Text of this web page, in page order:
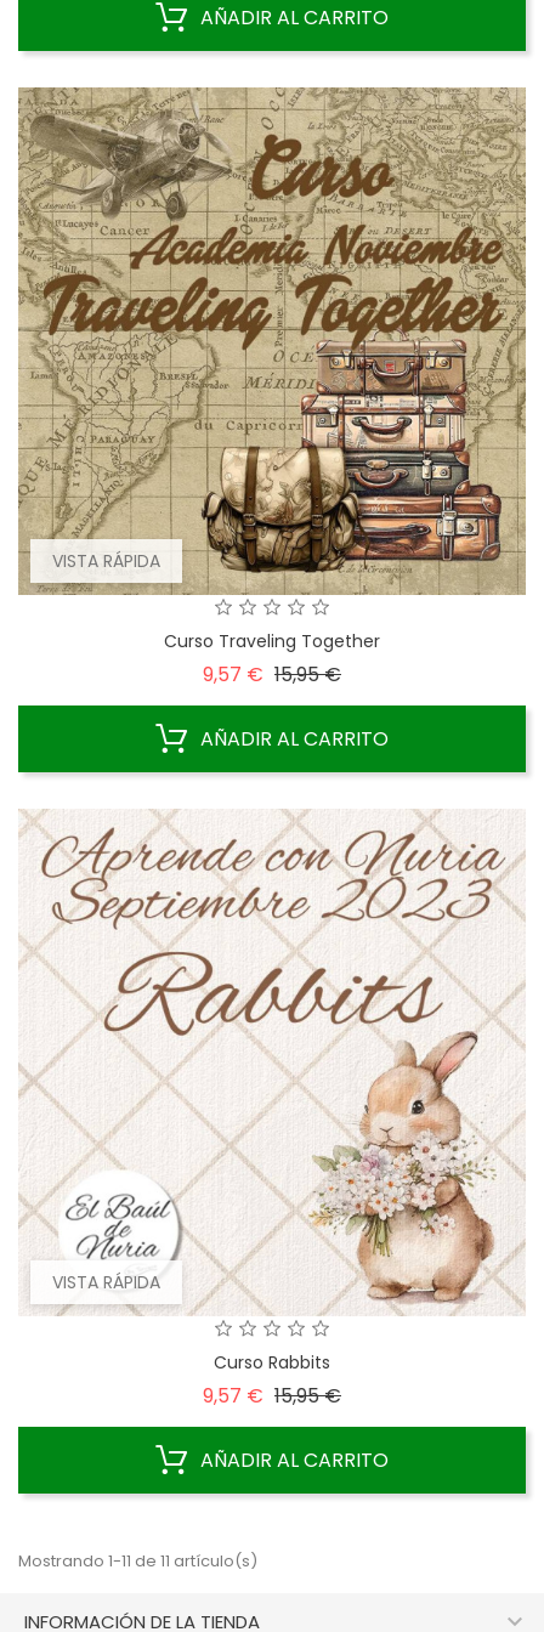
AÑADIR AL CARRITO
VISTA RÁPIDA
Curso Traveling Together
9,57 € Precio
15,95 €Precio
AÑADIR AL CARRITO
VISTA RÁPIDA
Curso Rabbits
9,57 € Precio
15,95 €Precio
AÑADIR AL CARRITO
Mostrando 1-11 de 11 artículo(s)
INFORMACIÓN DE LA TIENDA 